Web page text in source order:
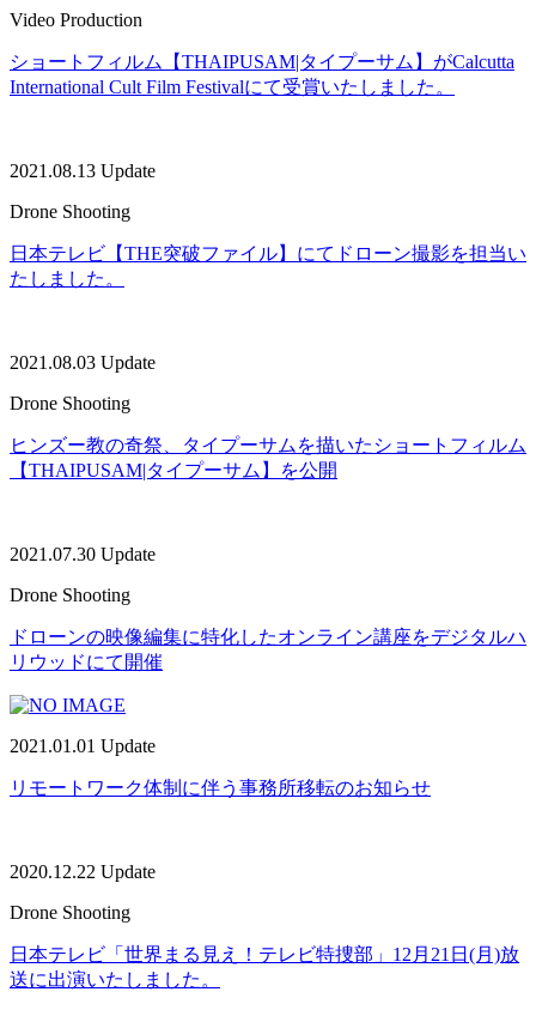
Video Production
ショートフィルム【THAIPUSAM|タイプーサム】がCalcutta
International Cult Film Festivalにて受賞いたしました。
2021.08.13 Update
Drone Shooting
日本テレビ【THE突破ファイル】にてドローン撮影を担当い
たしました。
2021.08.03 Update
Drone Shooting
ヒンズー教の奇祭、タイプーサムを描いたショートフィルム
【THAIPUSAM|タイプーサム】を公開
2021.07.30 Update
Drone Shooting
ドローンの映像編集に特化したオンライン講座をデジタルハ
リウッドにて開催
2021.01.01 Update
リモートワーク体制に伴う事務所移転のお知らせ
2020.12.22 Update
Drone Shooting
日本テレビ「世界まる見え！テレビ特捜部」12月21日(月)放
送に出演いたしました。